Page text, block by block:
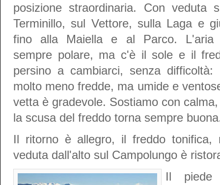
posizione straordinaria. Con veduta
Terminillo, sul Vettore, sulla Laga e
fino alla Maiella e al Parco. L'aria
sempre polare, ma c'è il sole e il
persino a cambiarci, senza
molto meno fredde, ma umide e
vetta è gradevole. Sostiamo con
la scusa del freddo torna sempre
Il ritorno è allegro, il freddo tonifica,
veduta dall'alto sul Campolungo è
Il piede